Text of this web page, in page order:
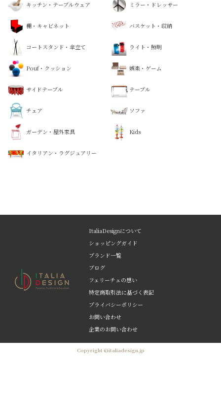
キッチン・テーブルウェア ミラー・ドレッサー
棚・キャビネット バスケット・収納
コートスタンド・傘立て ライト・照明
Pouf・クッション 娯楽・ゲーム
サイドテーブル テーブル
チェア ソファ
ガーデン・屋外家具 Kids
イタリアン・ラグジュアリー
ItaliaDesignについて
ショッピングガイド
ブランド一覧
ブログ
フェリーチェの想い
特定商取引法に基づく表記
プライバシーポリシー
お問い合わせ
企業のお問い合わせ
Copyright ©italiadesign.jp